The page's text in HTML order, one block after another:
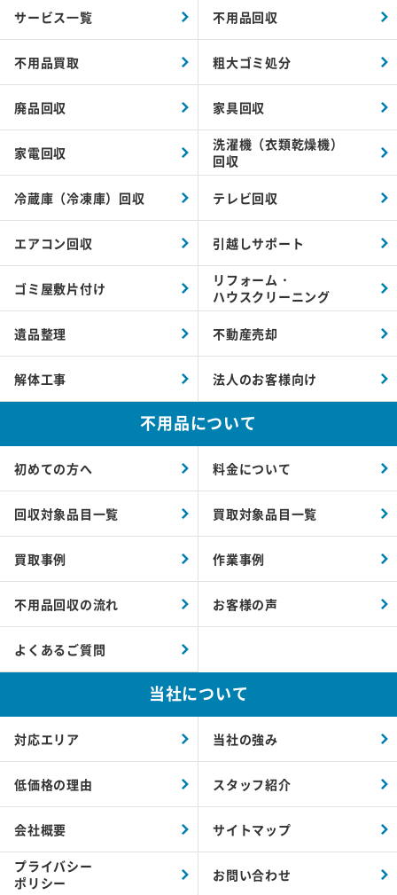
サービス一覧 不用品回収
不用品買取 粗大ゴミ処分
廃品回収 家具回収
家電回収
洗濯機（衣類乾燥機）
回収
冷蔵庫（冷凍庫）回収 テレビ回収
エアコン回収 引越しサポート
ゴミ屋敷片付け
リフォーム・
ハウスクリーニング
遺品整理 不動産売却
解体工事 法人のお客様向け
不用品について
初めての方へ 料金について
回収対象品目一覧 買取対象品目一覧
買取事例 作業事例
不用品回収の流れ お客様の声
よくあるご質問
当社について
対応エリア 当社の強み
低価格の理由 スタッフ紹介
会社概要 サイトマップ
プライバシー
ポリシー
お問い合わせ